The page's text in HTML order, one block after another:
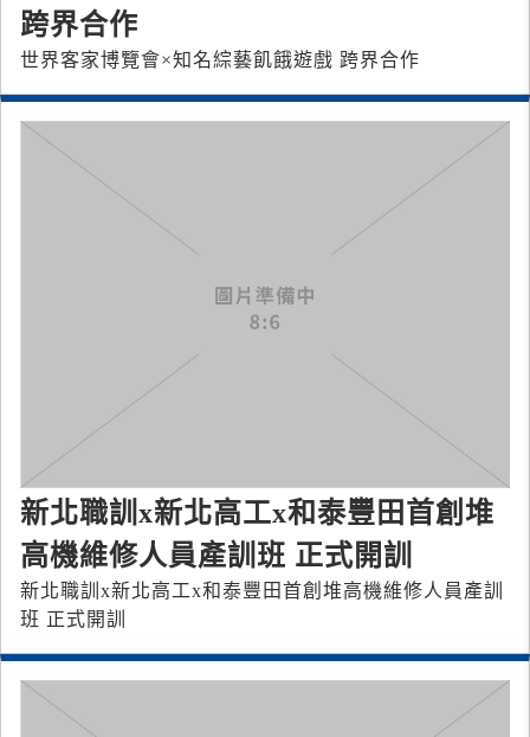
跨界合作
世界客家博覽會×知名綜藝飢餓遊戲 跨界合作
新北職訓x新北高工x和泰豐田首創堆
高機維修人員產訓班 正式開訓
新北職訓x新北高工x和泰豐田首創堆高機維修人員產訓
班 正式開訓